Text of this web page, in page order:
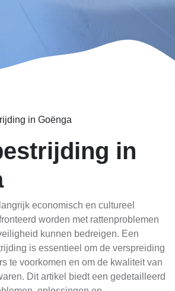
in Goënga
in
economisch en cultureel
worden met rattenproblemen
kunnen bedreigen. Een
is essentieel om de verspreiding
te voorkomen en om de kwaliteit van
Dit artikel biedt een gedetailleerd